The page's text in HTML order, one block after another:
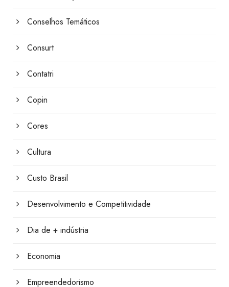
Conselhos Temáticos
Consurt
Contatri
Copin
Cores
Cultura
Custo Brasil
Desenvolvimento e Competitividade
Dia de + indústria
Economia
Empreendedorismo